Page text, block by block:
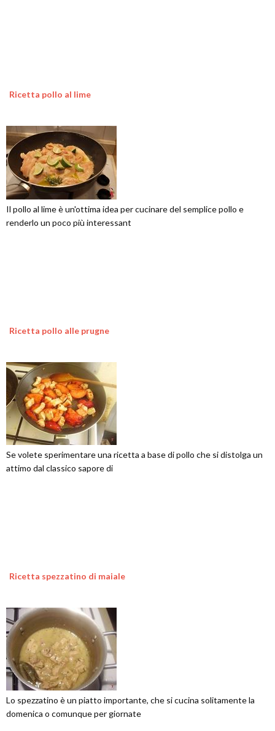
Ricetta pollo al lime
Il pollo al lime è un'ottima idea per cucinare del semplice pollo e
renderlo un poco più interessant
Ricetta pollo alle prugne
Se volete sperimentare una ricetta a base di pollo che si distolga un
attimo dal classico sapore di
Ricetta spezzatino di maiale
Lo spezzatino è un piatto importante, che si cucina solitamente la
domenica o comunque per giornate